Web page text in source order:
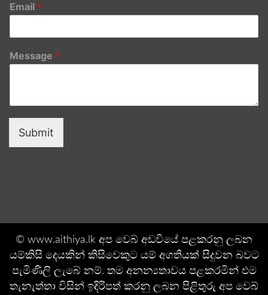
Email *
Message *
Submit
© www.aithiya.lk අප වෙබ් අඩවියේ පළකරනු ලබන
යම්කිසි දෙයකින් කිසිවෙකුට යම් අගතියක් සිදුවන බවට
පැමිණිලි ලැබේ නම්. තම අනන්‍යතාවය පළකරමින් එම
තැනැත්තා විසින් ඉදිරිපත් කරනු ලබන පිළිතුරු අප වෙබ්